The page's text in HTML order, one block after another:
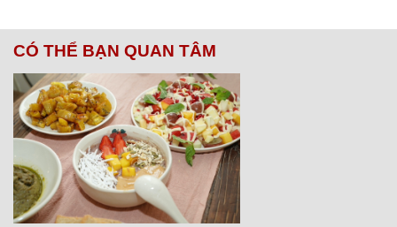
CÓ THỂ BẠN QUAN TÂM